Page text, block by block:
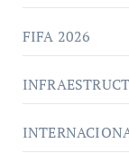
FIFA 2026